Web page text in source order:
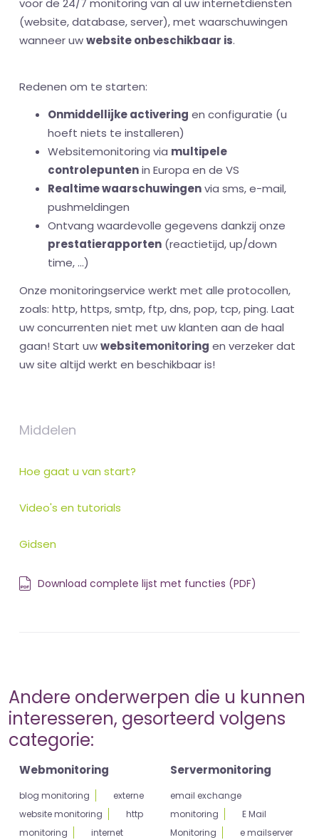
voor de 24/7 monitoring van al uw internetdiensten
(website, database, server), met waarschuwingen
wanneer uwwebsite onbeschikbaar is.
Redenen om te starten:
Onmiddellijke activering en configuratie (u
hoeft niets te installeren)
Websitemonitoring via multipele
controlepuntenin Europa en de VS
Realtime waarschuwingenvia sms, e-mail,
pushmeldingen
Ontvang waardevolle gegevens dankzij onze
prestatierapporten (reactietijd, up/down
time, ...)
Onze monitoringservice werkt met alle protocollen,
zoals: http, https, smtp, ftp, dns, pop, tcp, ping. Laat
uw concurrenten niet met uw klanten aan de haal
gaan! Start uwwebsitemonitoring en verzeker dat
uw site altijd werkt en beschikbaar is!
Middelen
Hoe gaat u van start?
Video's en tutorials
Gidsen
Download complete lijst met functies (PDF)
Andere onderwerpen die u kunnen
interesseren, gesorteerd volgens
categorie:
Webmonitoring
blog monitoring
externe
website monitoring
http
monitoring
internet
Servermonitoring
email exchange
monitoring
E Mail
Monitoring
e mailserver